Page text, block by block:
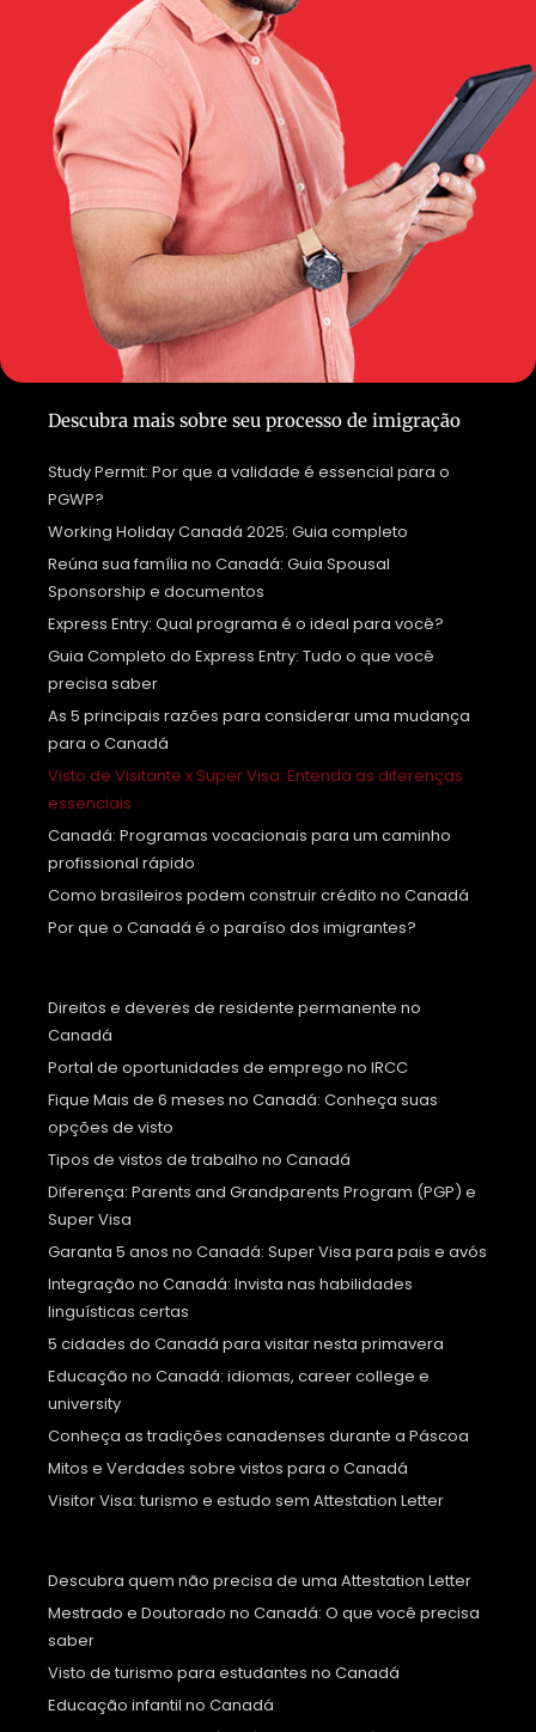
Descubra mais sobre seu processo de imigração
Study Permit: Por que a validade é essencial para o
PGWP?
Working Holiday Canadá 2025: Guia completo
Reúna sua família no Canadá: Guia Spousal
Sponsorship e documentos
Express Entry: Qual programa é o ideal para você?
Guia Completo do Express Entry: Tudo o que você
precisa saber
As 5 principais razões para considerar uma mudança
para o Canadá
Visto de Visitante x Super Visa: Entenda as diferenças
essenciais
Canadá: Programas vocacionais para um caminho
profissional rápido
Como brasileiros podem construir crédito no Canadá
Por que o Canadá é o paraíso dos imigrantes?
Direitos e deveres de residente permanente no
Canadá
Portal de oportunidades de emprego no IRCC
Fique Mais de 6 meses no Canadá: Conheça suas
opções de visto
Tipos de vistos de trabalho no Canadá
Diferença: Parents and Grandparents Program (PGP) e
Super Visa
Garanta 5 anos no Canadá: Super Visa para pais e avós
Integração no Canadá: Invista nas habilidades
linguísticas certas
5 cidades do Canadá para visitar nesta primavera
Educação no Canadá: idiomas, career college e
university
Conheça as tradições canadenses durante a Páscoa
Mitos e Verdades sobre vistos para o Canadá
Visitor Visa: turismo e estudo sem Attestation Letter
Descubra quem não precisa de uma Attestation Letter
Mestrado e Doutorado no Canadá: O que você precisa
saber
Visto de turismo para estudantes no Canadá
Educação infantil no Canadá